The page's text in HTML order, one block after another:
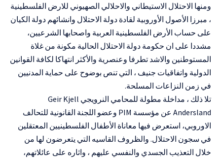
ومنها الاحتلال الاستيطاني والاحلالي الصهيوني للارض الفلسطينية
، مبرزا الأصول الأوروبية لقادة دولة الاحتلال وانشائهم دولة الكيان
على حساب الأرض الفلسطينية العربية واصحابها الشرعيين،
مشددا على ان حكومة دولة الاحتلال الحالية مكونة من غلاة
المستوطنين والاشد تطرفا وعنصرية والأكثر انتهاكا لكافة القوانين
الدولية واتفاقيات جنيف ، التي تنص بوضوح على حماية المدنيين
في زمن النزاعات المسلحة.
تلا ذلك ، مداخلة مطولة للمحامي النرويجي Geir Kjell
Andersland عن مؤسسة PIM وعضو اللجنة القانونية للتحالف
الاوروبي، استعرض فيها معاناة الأطفال الفلسطينيين المعتقلين
في سجون الاحتلال. والظروف القاسيه التي يتعرضون لها من
خلال التعذيب الجسدي والنفسي عليهم ، واثاره على عائلاتهم،